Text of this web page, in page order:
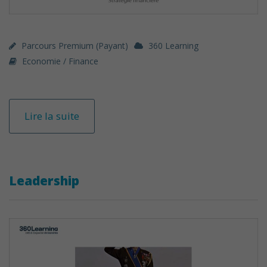
Parcours Premium (payant)
360 Learning
Economie / Finance
Lire la suite
Leadership